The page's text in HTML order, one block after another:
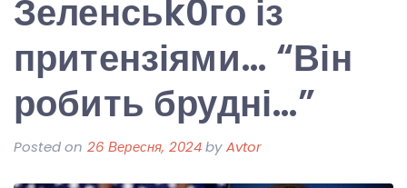
Зеленсьk0го із
притензіями… “Він
робить брудні…”
Posted on 26 Вересня, 2024byAvtor